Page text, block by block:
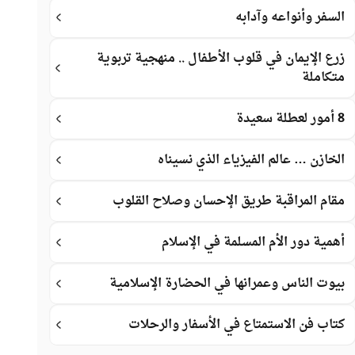
السفر وأنواعه وآدابه
زرع الإيمان في قلوب الأطفال .. منهجية تربوية
متكاملة
8 أمور لعطلة سعيدة
الخازن … عالم الفيزياء الذي نسيناه
مقام المراقبة طريق الإحسان وصلاح القلوب
أهمية دور الأم المسلمة في الإسلام
بيوت الناس وعمرانها في الحضارة الإسلامية
كتاب فن الاستمتاع في الأسفار والرحلات